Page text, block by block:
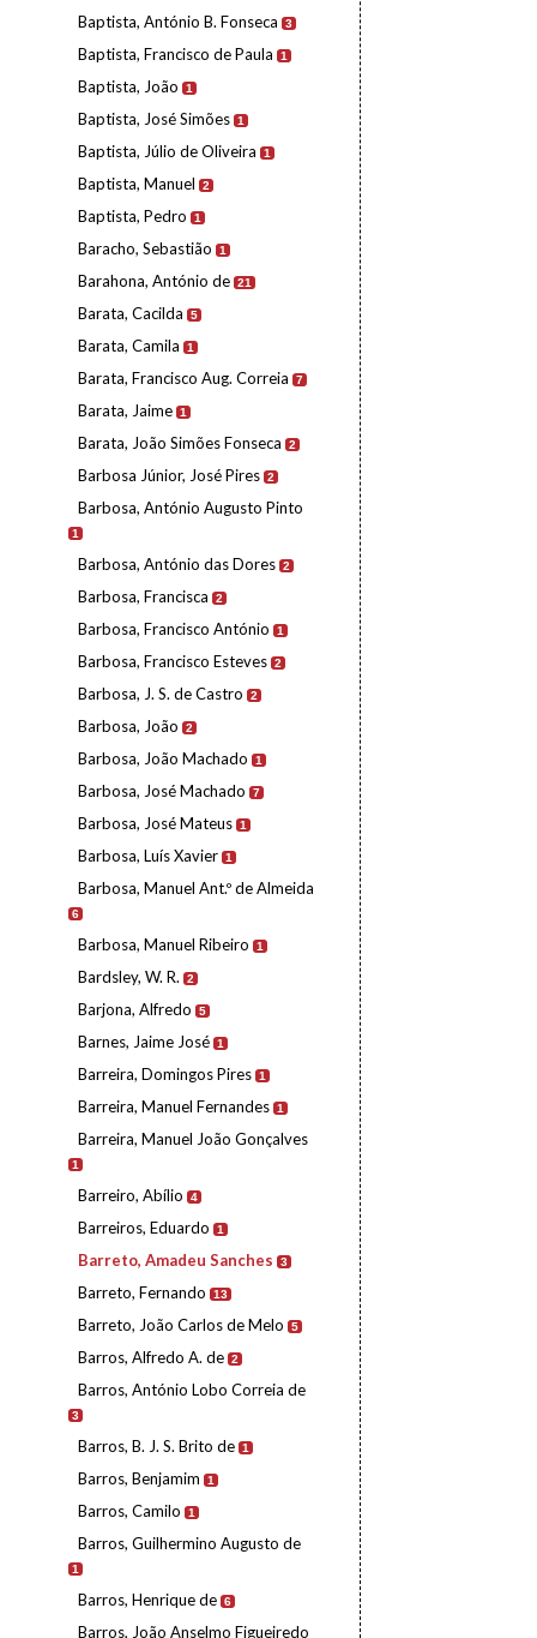
Baptista, António B. Fonseca 3
Baptista, Francisco de Paula 1
Baptista, João 1
Baptista, José Simões 1
Baptista, Júlio de Oliveira 1
Baptista, Manuel 2
Baptista, Pedro 1
Baracho, Sebastião 1
Barahona, António de 21
Barata, Cacilda 5
Barata, Camila 1
Barata, Francisco Aug. Correia 7
Barata, Jaime 1
Barata, João Simões Fonseca 2
Barbosa Júnior, José Pires 2
Barbosa, António Augusto Pinto
1
Barbosa, António das Dores 2
Barbosa, Francisca 2
Barbosa, Francisco António 1
Barbosa, Francisco Esteves 2
Barbosa, J. S. de Castro 2
Barbosa, João 2
Barbosa, João Machado 1
Barbosa, José Machado 7
Barbosa, José Mateus 1
Barbosa, Luís Xavier 1
Barbosa, Manuel Ant.º de Almeida
6
Barbosa, Manuel Ribeiro 1
Bardsley, W. R. 2
Barjona, Alfredo 5
Barnes, Jaime José 1
Barreira, Domingos Pires 1
Barreira, Manuel Fernandes 1
Barreira, Manuel João Gonçalves
1
Barreiro, Abílio 4
Barreiros, Eduardo 1
Barreto, Amadeu Sanches 3
Barreto, Fernando 13
Barreto, João Carlos de Melo 5
Barros, Alfredo A. de 2
Barros, António Lobo Correia de
3
Barros, B. J. S. Brito de 1
Barros, Benjamim 1
Barros, Camilo 1
Barros, Guilhermino Augusto de
1
Barros, Henrique de 6
Barros, João Anselmo Figueiredo